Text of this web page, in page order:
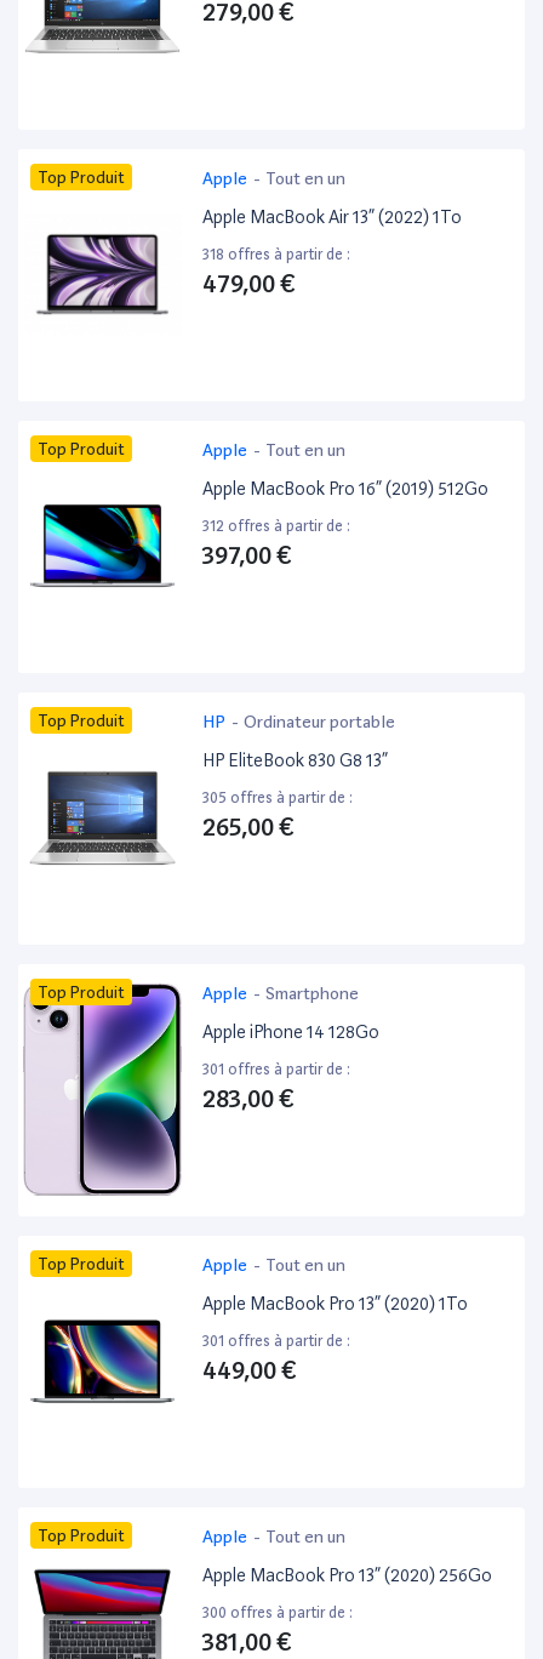
279,00 €
Top Produit Apple - Tout en un
Apple MacBook Air 13” (2022) 1To
318 offres à partir de :
479,00 €
Top Produit Apple - Tout en un
Apple MacBook Pro 16” (2019) 512Go
312 offres à partir de :
397,00 €
Top Produit HP - Ordinateur portable
HP EliteBook 830 G8 13”
305 offres à partir de :
265,00 €
Top Produit Apple - Smartphone
Apple iPhone 14 128Go
301 offres à partir de :
283,00 €
Top Produit Apple - Tout en un
Apple MacBook Pro 13” (2020) 1To
301 offres à partir de :
449,00 €
Top Produit Apple - Tout en un
Apple MacBook Pro 13” (2020) 256Go
300 offres à partir de :
381,00 €